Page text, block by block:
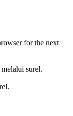
for the next
surel.